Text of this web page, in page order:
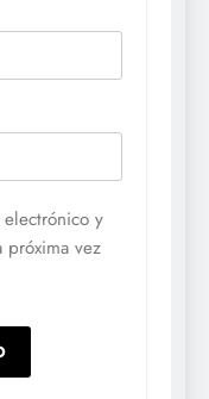
y
próxima vez